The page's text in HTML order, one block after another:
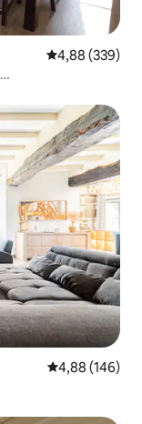
Gemiddelde
4,88 (339)
Gemiddelde
4,88 (146)